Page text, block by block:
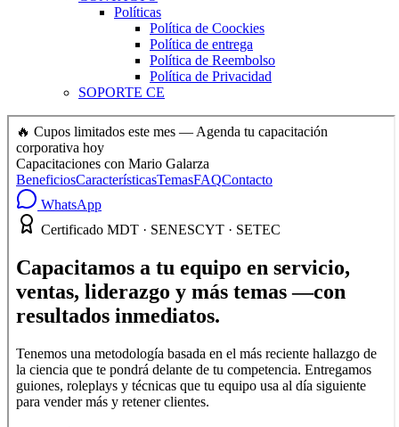
Políticas
Política de Coockies
Política de entrega
Política de Reembolso
Política de Privacidad
SOPORTE CE